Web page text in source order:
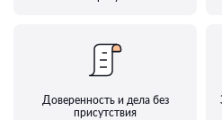
Доверенность и дела без
присутствия